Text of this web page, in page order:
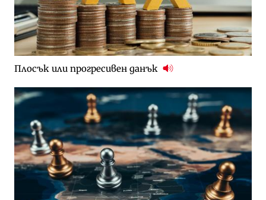
Плосък или прогресивен данък